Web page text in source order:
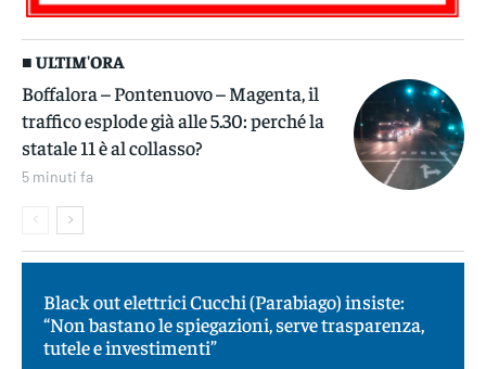
■ ULTIM'ORA
Boffalora – Pontenuovo – Magenta, il
traffico esplode già alle 5.30: perché la
statale 11 è al collasso?
5 minuti fa
Black out elettrici Cucchi (Parabiago) insiste:
“Non bastano le spiegazioni, serve trasparenza,
tutele e investimenti”